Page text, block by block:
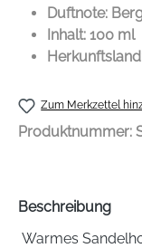
Duftnote:
Inhalt: 100 ml
Zum Merkzettel
Produktnummer:
Beschreibung
Warmes